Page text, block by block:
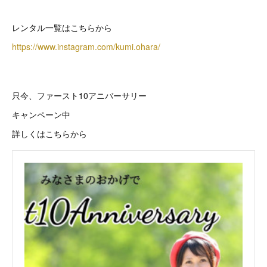
レンタル一覧はこちらから
https://www.instagram.com/kumi.ohara/
只今、ファースト10アニバーサリー
キャンペーン中
詳しくはこちらから